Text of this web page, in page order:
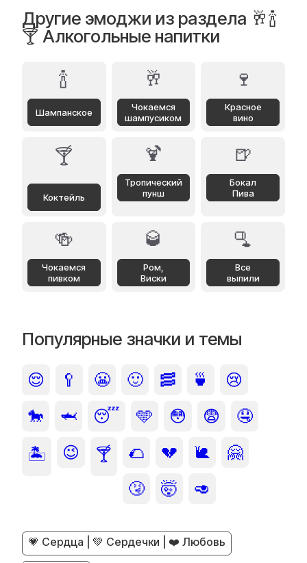
Другие эмоджи из раздела 🥂🍾
🍸 Алкогольные напитки
🍾
Шампанское
🥂
Чокаемся
шампусиком
🍷
Красное
вино
🍸
Коктейль
🍹
Тропический
пунш
🍺
Бокал
Пива
🍻
Чокаемся
пивком
🥃
Ром,
Виски
🫗
Все
выпили
Популярные значки и темы
😌 🥄 😬 🙂 🥓 🍵
😢
🐎
🦈 😴 🩵 😳 😨
🤤
🏝️
😉 🍸 🌮 💔 🐌
🤗
🤧
🤯 🥑
💗 Сердца | 💚 Сердечки | ❤️ Любовь